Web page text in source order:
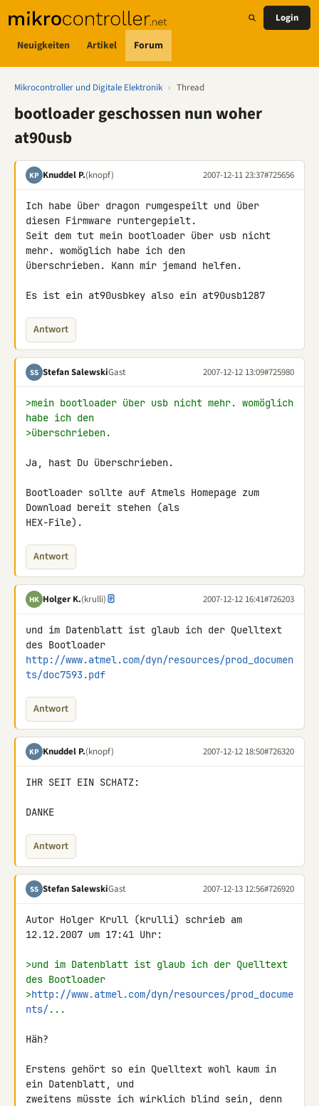
Neuigkeiten Artikel Forum
Login
Mikrocontroller und Digitale Elektronik › Thread
bootloader geschossen nun woher
at90usb
KP Knuddel P.(knopf) 2007-12-11 23:37#725656
Ich habe über dragon rumgespeilt und über
diesen Firmware runtergepielt.
Seit dem tut mein bootloader über usb nicht
mehr. womöglich habe ich den
überschrieben. Kann mir jemand helfen.
Es ist ein at90usbkey also ein at90usb1287
Antwort
SS Stefan SalewskiGast 2007-12-12 13:09#725980
>mein bootloader über usb nicht mehr. womöglich
habe ich den
>überschrieben.
Ja, hast Du überschrieben.
Bootloader sollte auf Atmels Homepage zum
Download bereit stehen (als
HEX-File).
Antwort
HK Holger K.(krulli) 2007-12-12 16:41#726203
und im Datenblatt ist glaub ich der Quelltext
http://www.atmel.com/dyn/resources/prod_documen
ts/doc7593.pdf
Antwort
KP Knuddel P.(knopf) 2007-12-12 18:50#726320
IHR SEIT EIN SCHATZ:
DANKE
Antwort
SS Stefan SalewskiGast 2007-12-13 12:56#726920
Autor Holger Krull (krulli) schrieb am
12.12.2007 um 17:41 Uhr:
>und im Datenblatt ist glaub ich der Quelltext
des Bootloader
>http://www.atmel.com/dyn/resources/prod_docume
nts/...
Häh?
Erstens gehört so ein Quelltext wohl kaum in
ein Datenblatt, und
zweitens müsste ich wirklich blind sein, denn